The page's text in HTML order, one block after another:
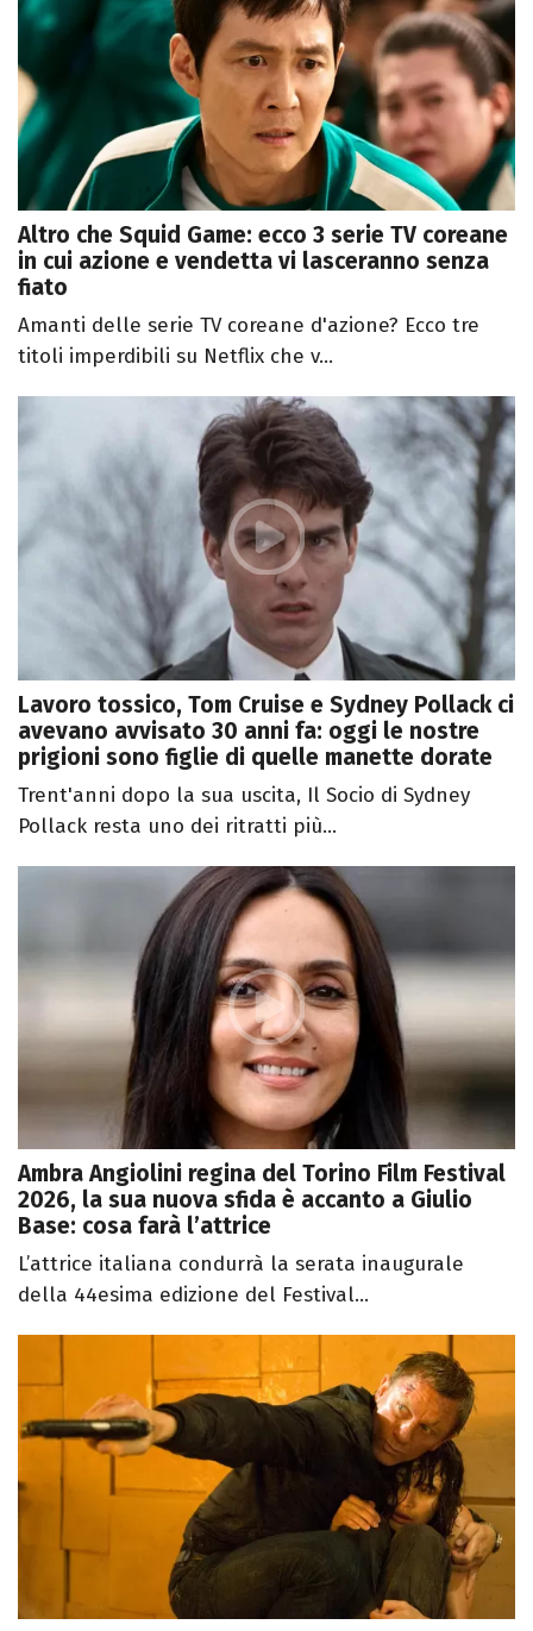
Altro che Squid Game: ecco 3 serie TV coreane
in cui azione e vendetta vi lasceranno senza
fiato
Amanti delle serie TV coreane d'azione? Ecco tre
titoli imperdibili su Netflix che v...
Lavoro tossico, Tom Cruise e Sydney Pollack ci
avevano avvisato 30 anni fa: oggi le nostre
prigioni sono figlie di quelle manette dorate
Trent'anni dopo la sua uscita, Il Socio di Sydney
Pollack resta uno dei ritratti più...
Ambra Angiolini regina del Torino Film Festival
2026, la sua nuova sfida è accanto a Giulio
Base: cosa farà l’attrice
L’attrice italiana condurrà la serata inaugurale
della 44esima edizione del Festival...